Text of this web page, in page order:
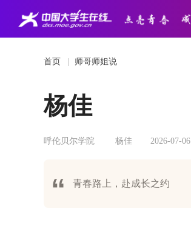
首页 师哥师姐说
杨佳
呼伦贝尔学院 杨佳 2026-07-06
青春路上，赴成长之约